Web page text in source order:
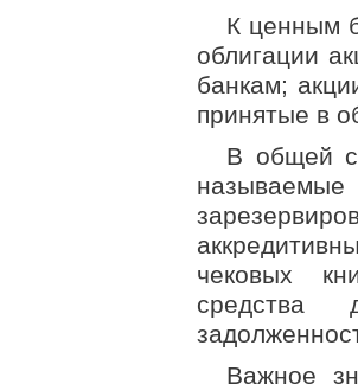
К ценным
облигации
банкам;
принятые в
В общей
называемые
чековых
средства
Важное